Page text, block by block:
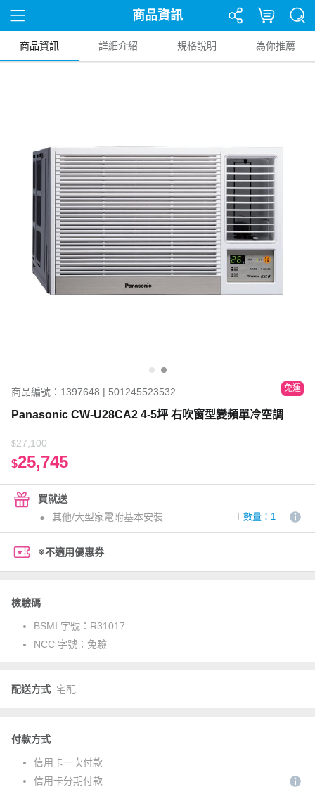
商品資訊
商品資訊 詳細介紹 規格說明 為你推薦
商品編號：1397648 | 501245523532 免運
Panasonic CW-U28CA2 4-5坪 右吹窗型變頻單冷空調
$27,100
$25,745
買就送
其他/大型家電附基本安裝
數量：1
※不適用優惠券
檢驗碼
BSMI 字號： R31017
NCC 字號： 免驗
配送方式 宅配
付款方式
信用卡一次付款
信用卡分期付款